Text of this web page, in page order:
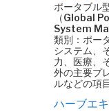
ポータブル
（Global
System
類別：ポー
システム、
力、医療、
外の主要プ
ルなどの項
ハーブエ